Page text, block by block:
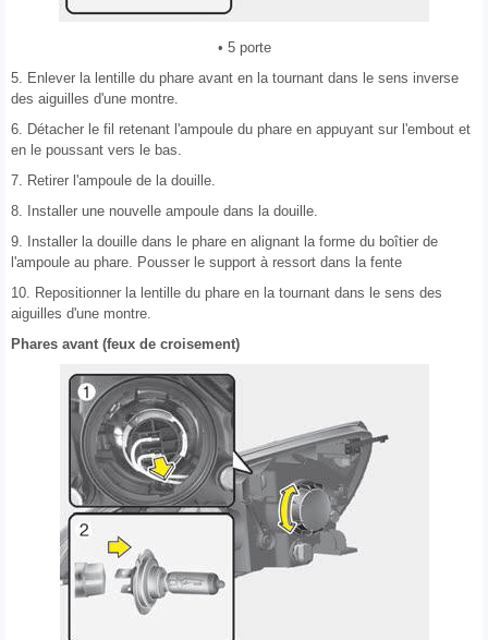
• 5 porte
5. Enlever la lentille du phare avant en la tournant dans le sens inverse
des aiguilles d'une montre.
6. Détacher le fil retenant l'ampoule du phare en appuyant sur l'embout et
en le poussant vers le bas.
7. Retirer l'ampoule de la douille.
8. Installer une nouvelle ampoule dans la douille.
9. Installer la douille dans le phare en alignant la forme du boîtier de
l'ampoule au phare. Pousser le support à ressort dans la fente
10. Repositionner la lentille du phare en la tournant dans le sens des
aiguilles d'une montre.
Phares avant (feux de croisement)